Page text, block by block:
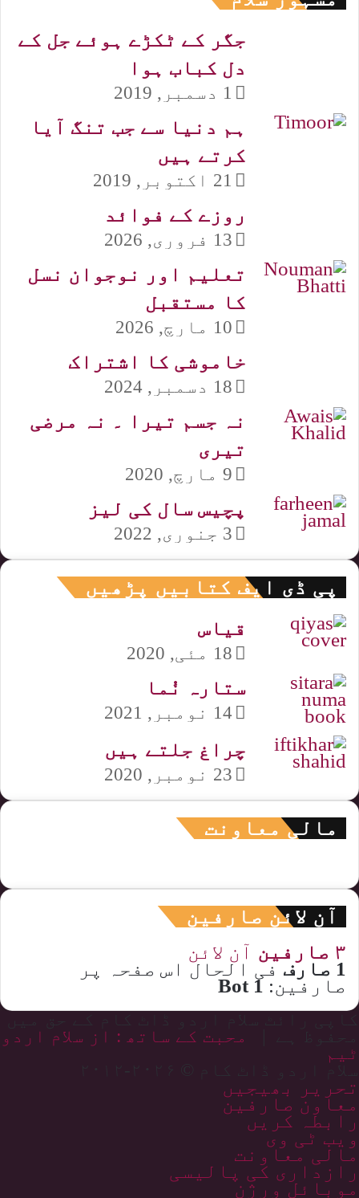
جگر کے ٹکڑے ہوئے جل کے
دل کباب ہوا
1 دسمبر, 2019
ہم دنیا سے جب تنگ آیا
کرتے ہیں
21 اکتوبر, 2019
روزے کے فوائد
13 فروری, 2026
تعلیم اور نوجوان نسل
کا مستقبل
10 مارچ, 2026
خاموشی کا اشتراک
18 دسمبر, 2024
نہ جسم تیرا ۔ نہ مرضی
تیری
9 مارچ, 2020
پچیس سال کی لیز
3 جنوری, 2022
پی ڈی ایف کتابیں پڑھیں
قیاس
18 مئی, 2020
ستارہ نُما
14 نومبر, 2021
چراغ جلتے ہیں
23 نومبر, 2020
مالی معاونت
آن لائن صارفین
۳ صارفین آن لائن
1 صارف فی الحال اس صفحہ پر
صارفین: 1 Bot
محبت کے ساتھ : از سلام اردو
ٹیم
سلام اردو ڈاٹ کام © ۲۰۲۶-۲۰۱۲
تحریر بھیجیں
معاون صارفین
رابطہ کریں
ویب ٹی وی
مالی معاونت
رازداری کی پالیسی
موبائل ورژن